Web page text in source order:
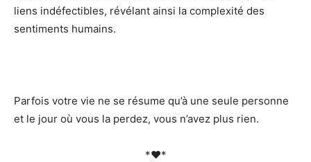
liens indéfectibles, révélant ainsi la complexité des
sentiments humains.
Parfois votre vie ne se résume qu’à une seule personne
et le jour où vous la perdez, vous n’avez plus rien.
*♥*